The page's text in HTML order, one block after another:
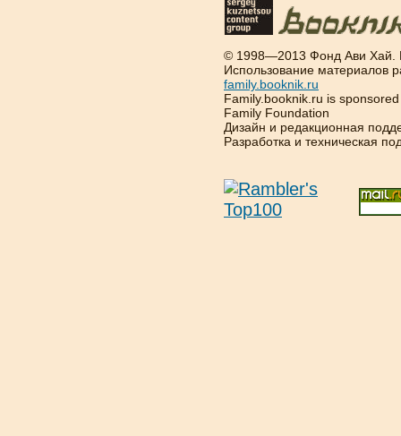
© 1998—2013 Фонд Ави Хай.
Использование материалов
family.booknik.ru
Family.booknik.ru is
Family Foundation
Дизайн и редакционная
Разработка и техническая